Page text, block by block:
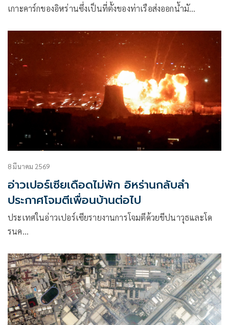
เกาะคาร์กของอิหร่านซึ่งเป็นที่ตั้งของท่าเรือส่งออกน้ำมั…
8 มีนาคม 2569
อ่าวเปอร์เซียเดือดไม่พัก อิหร่านกลับลำ
ประกาศโจมตีเพื่อนบ้านต่อไป
ประเทศในอ่าวเปอร์เซียรายงานการโจมตีด้วยขีปนาวุธและโด
รนค…